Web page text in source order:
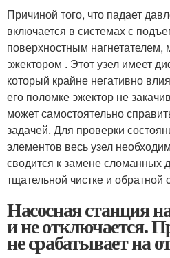
Причиной того, что падает
включается в системах с
поверхностным нагнетателем,
эжектором . Этот узел имеет
который крайне негативно
его поломке эжектор не
может самостоятельно
задачей. Для проверки
элементов весь узел
сводится к замене сломанных
тщательной чистке и обратной
Насосная станция
и не отключается.
не срабатывает на